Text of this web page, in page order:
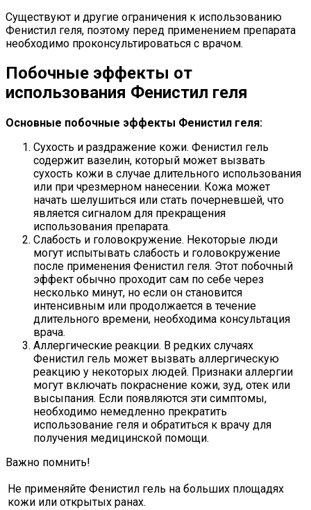
Существуют и другие ограничения к использованию
Фенистил геля, поэтому перед применением препарата
необходимо проконсультироваться с врачом.
Побочные эффекты от
использования Фенистил геля
Основные побочные эффекты Фенистил геля:
Сухость и раздражение кожи. Фенистил гель
содержит вазелин, который может вызвать
сухость кожи в случае длительного использования
или при чрезмерном нанесении. Кожа может
начать шелушиться или стать почерневшей, что
является сигналом для прекращения
использования препарата.
Слабость и головокружение. Некоторые люди
могут испытывать слабость и головокружение
после применения Фенистил геля. Этот побочный
эффект обычно проходит сам по себе через
несколько минут, но если он становится
интенсивным или продолжается в течение
длительного времени, необходима консультация
врача.
Аллергические реакции. В редких случаях
Фенистил гель может вызвать аллергическую
реакцию у некоторых людей. Признаки аллергии
могут включать покраснение кожи, зуд, отек или
высыпания. Если появляются эти симптомы,
необходимо немедленно прекратить
использование геля и обратиться к врачу для
получения медицинской помощи.
Важно помнить!
Не применяйте Фенистил гель на больших площадях
кожи или открытых ранах.